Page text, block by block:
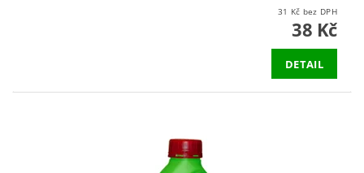
31 Kč bez DPH
38 Kč
DETAIL